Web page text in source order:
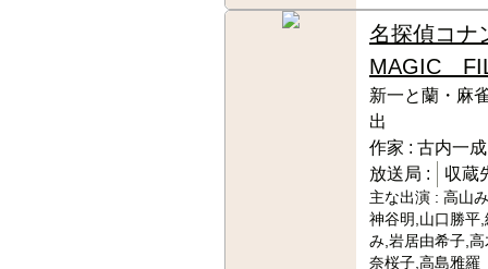
名探偵コナ
MAGIC
新一と蘭・麻
出
作家 : 古内一成
放送局 :
収蔵
主な出演 : 高山
神谷明,山口勝平
み,岩居由希子,
奈桜子,高島雅羅